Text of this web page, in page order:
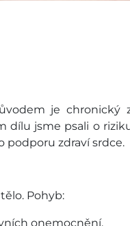
je chronický
dílu jsme psali o
podporu zdraví srdce.
Pohyb:
onemocnění.